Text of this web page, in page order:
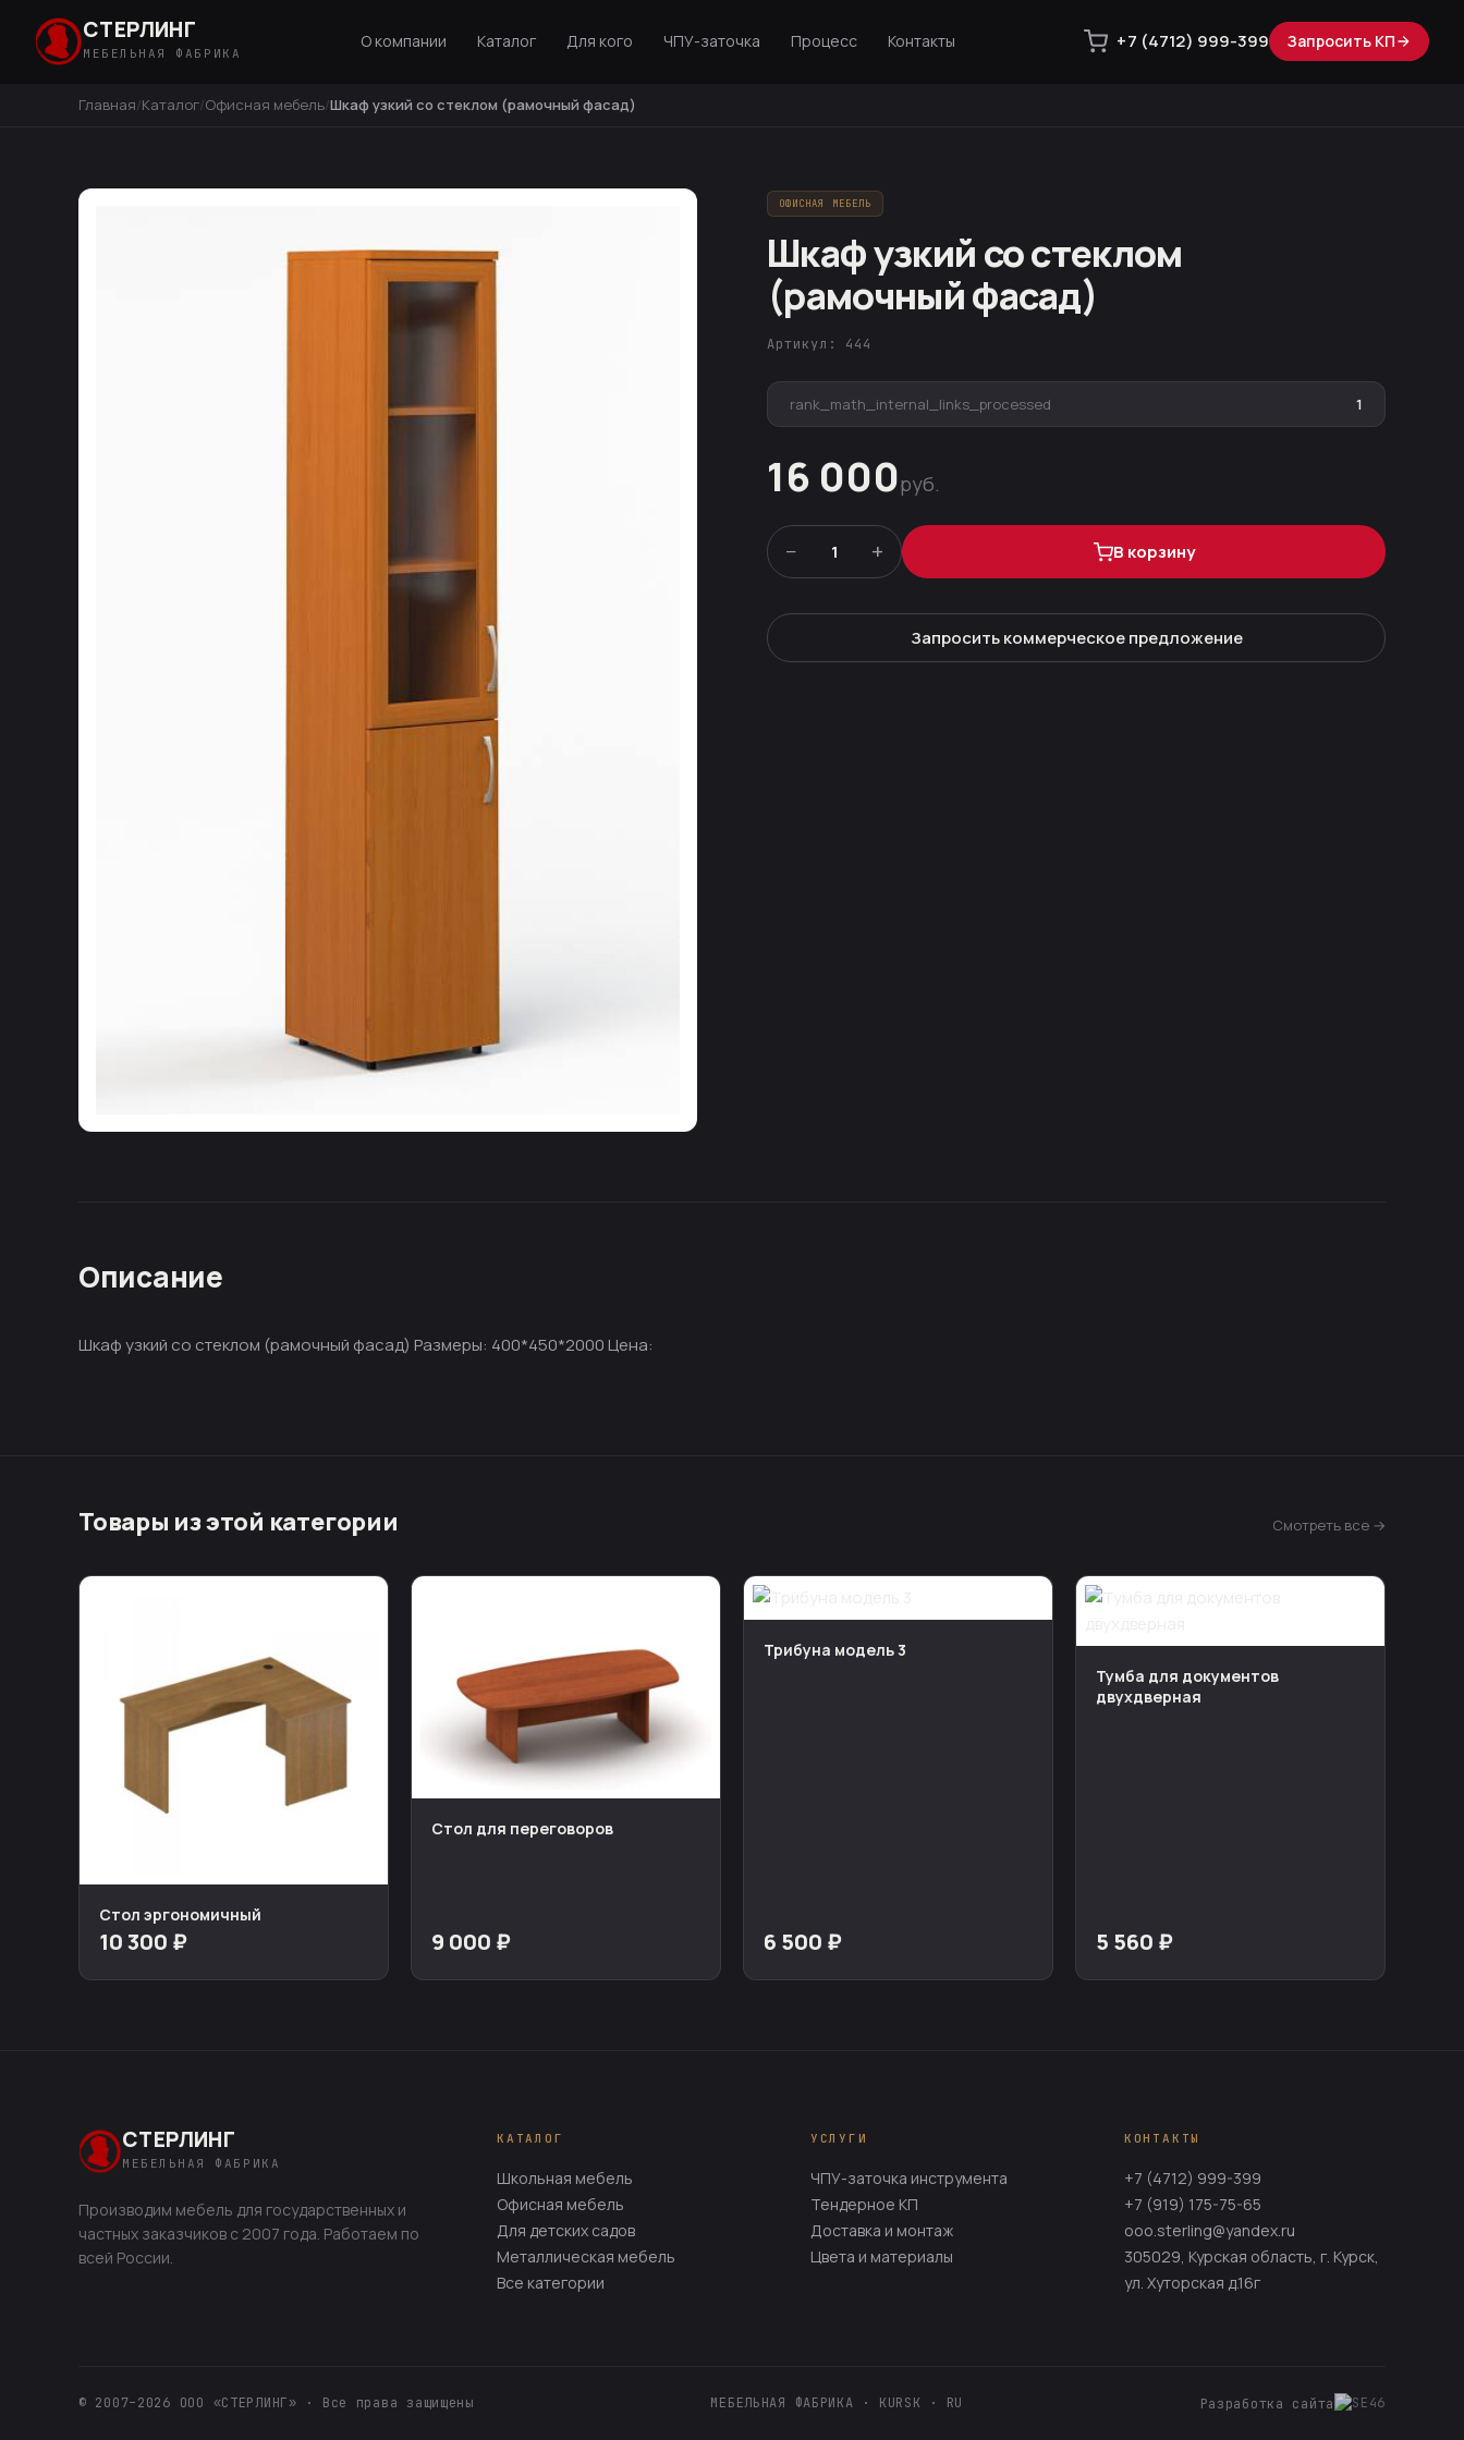
СТЕРЛИНГ
МЕБЕЛЬНАЯ ФАБРИКА
О компании Каталог Для кого ЧПУ-заточка Процесс Контакты +7 (4712) 999-399 Запросить КП
Главная Каталог Офисная мебель Шкаф узкий со стеклом (рамочный фасад)
ОФИСНАЯ МЕБЕЛЬ
Шкаф узкий со стеклом
(рамочный фасад)
Артикул: 444
rank_math_internal_links_processed 1
16 000руб.
− 1 + В корзину
Запросить коммерческое предложение
Описание
Шкаф узкий со стеклом (рамочный фасад) Размеры: 400*450*2000 Цена:
Товары из этой категории Смотреть все →
Стол эргономичный
10 300 ₽
Стол для переговоров
9 000 ₽
Трибуна модель 3
6 500 ₽
Тумба для документов
двухдверная
5 560 ₽
СТЕРЛИНГ
МЕБЕЛЬНАЯ ФАБРИКА
Производим мебель для государственных и
частных заказчиков с 2007 года. Работаем по
всей России.
КАТАЛОГ
Школьная мебель
Офисная мебель
Для детских садов
Металлическая мебель
Все категории
УСЛУГИ
ЧПУ-заточка инструмента
Тендерное КП
Доставка и монтаж
Цвета и материалы
КОНТАКТЫ
+7 (4712) 999-399
+7 (919) 175-75-65
ooo.sterling@yandex.ru
305029, Курская область, г. Курск,
ул. Хуторская д.16г
© 2007–2026 ООО «СТЕРЛИНГ» · Все права защищены МЕБЕЛЬНАЯ ФАБРИКА · KURSK · RU Разработка сайта